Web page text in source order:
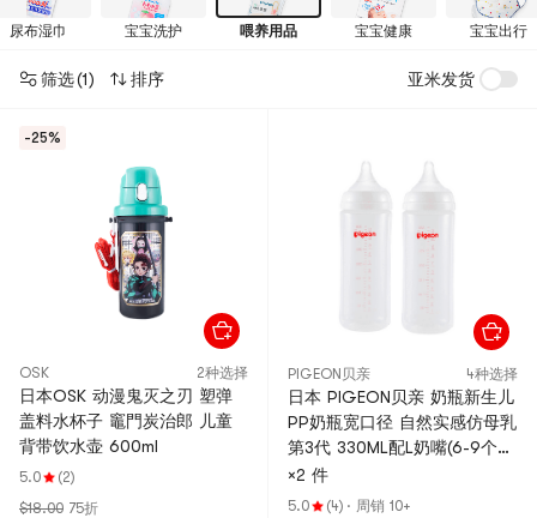
尿布湿巾 宝宝洗护 喂养用品 宝宝健康 宝宝出行
筛选(1) 排序 亚米发货
-25%
OSK 2种选择
日本OSK 动漫鬼灭之刃 塑弹
盖料水杯子 竈門炭治郎 儿童
背带饮水壶 600ml
5.0
(2)
$18.00 75折
PIGEON贝亲 4种选择
日本 PIGEON贝亲 奶瓶新生儿
PP奶瓶宽口径 自然实感仿母乳
第3代 330ML配L奶嘴(6-9个
月) 2只装
×2 件
5.0 (4) · 周销 10+